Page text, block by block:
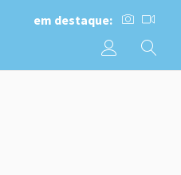
em destaque: